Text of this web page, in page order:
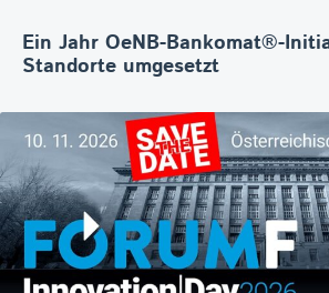
Ein Jahr OeNB-Bankomat®-
Standorte umgesetzt